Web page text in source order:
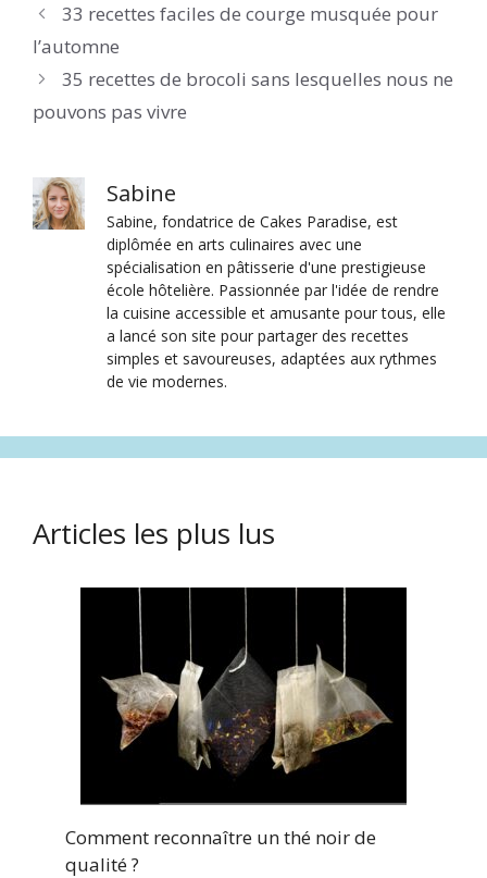
33 recettes faciles de courge musquée pour
l’automne
35 recettes de brocoli sans lesquelles nous ne
pouvons pas vivre
Sabine
Sabine, fondatrice de Cakes Paradise, est
diplômée en arts culinaires avec une
spécialisation en pâtisserie d'une prestigieuse
école hôtelière. Passionnée par l'idée de rendre
la cuisine accessible et amusante pour tous, elle
a lancé son site pour partager des recettes
simples et savoureuses, adaptées aux rythmes
de vie modernes.
Articles les plus lus
Comment reconnaître un thé noir de
qualité ?